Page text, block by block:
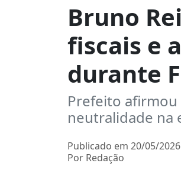
Bruno
fiscais e
durante
Prefeito afirmou
neutralidade na
Publicado em 20/05/
Por Redação